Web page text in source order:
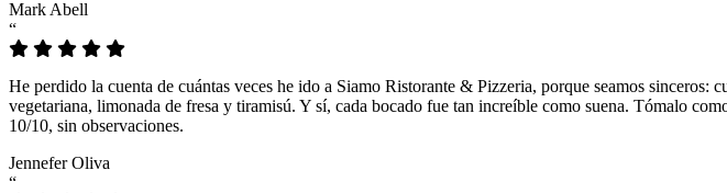
Mark Abell
“
He perdido la cuenta de cuántas veces he ido a Siamo Ristorante & Pizzeria, porque seamos
vegetariana, limonada de fresa y tiramisú. Y sí, cada bocado fue tan increíble como suena. Tómalo
10/10, sin observaciones.
Jennefer Oliva
“